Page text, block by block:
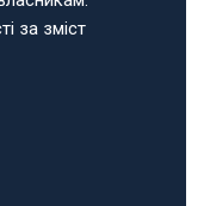
за зміст